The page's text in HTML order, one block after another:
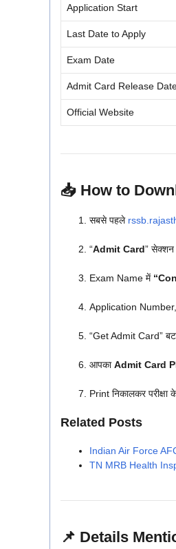
Application Start
Last Date to Apply
Exam Date
Admit Card Release
Official Website
📥 How to
सबसे पहले
“Admit Card” सेक्शन
Exam Name में
Application
“Get Admit Card”
आपकाAdmit Card
Print निकालकर
Related Posts
Indian Air Force
TN MRB Health
📌 Details